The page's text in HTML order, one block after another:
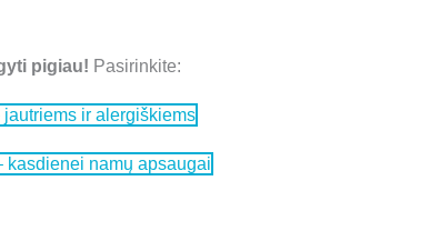
pigiau! Pasirinkite:
jautriems ir alergiškiems
kasdienei namų apsaugai